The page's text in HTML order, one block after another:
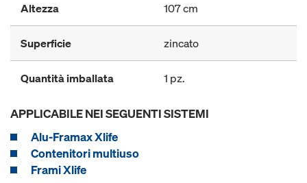
Altezza 107 cm
Superficie zincato
Quantità imballata 1 pz.
APPLICABILE NEI SEGUENTI SISTEMI
Alu-Framax Xlife
Contenitori multiuso
Frami Xlife